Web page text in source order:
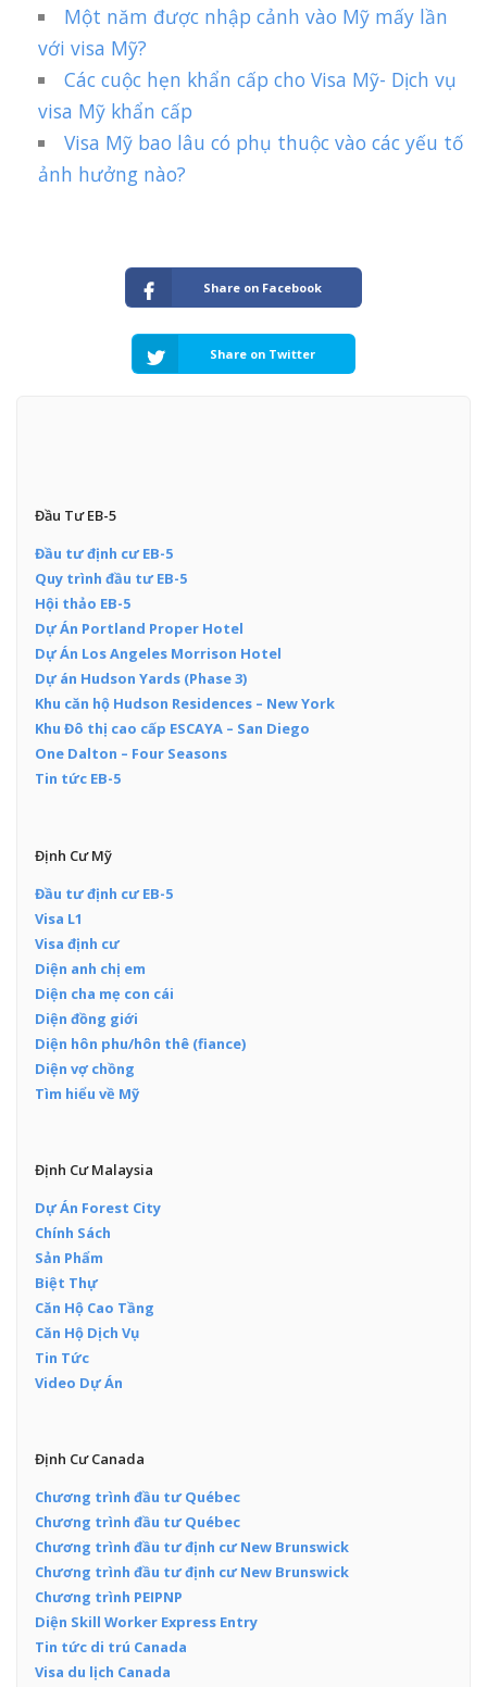
Một năm được nhập cảnh vào Mỹ mấy lần
với visa Mỹ?
Các cuộc hẹn khẩn cấp cho Visa Mỹ- Dịch vụ
visa Mỹ khẩn cấp
Visa Mỹ bao lâu có phụ thuộc vào các yếu tố
ảnh hưởng nào?
Share on Facebook
Share on Twitter
Đầu Tư EB-5
Đầu tư định cư EB-5
Quy trình đầu tư EB-5
Hội thảo EB-5
Dự Án Portland Proper Hotel
Dự Án Los Angeles Morrison Hotel
Dự án Hudson Yards (Phase 3)
Khu căn hộ Hudson Residences – New York
Khu Đô thị cao cấp ESCAYA – San Diego
One Dalton – Four Seasons
Tin tức EB-5
Định Cư Mỹ
Đầu tư định cư EB-5
Visa L1
Visa định cư
Diện anh chị em
Diện cha mẹ con cái
Diện đồng giới
Diện hôn phu/hôn thê (fiance)
Diện vợ chồng
Tìm hiểu về Mỹ
Định Cư Malaysia
Dự Án Forest City
Chính Sách
Sản Phẩm
Biệt Thự
Căn Hộ Cao Tầng
Căn Hộ Dịch Vụ
Tin Tức
Video Dự Án
Định Cư Canada
Chương trình đầu tư Québec
Chương trình đầu tư Québec
Chương trình đầu tư định cư New Brunswick
Chương trình đầu tư định cư New Brunswick
Chương trình PEIPNP
Diện Skill Worker Express Entry
Tin tức di trú Canada
Visa du lịch Canada